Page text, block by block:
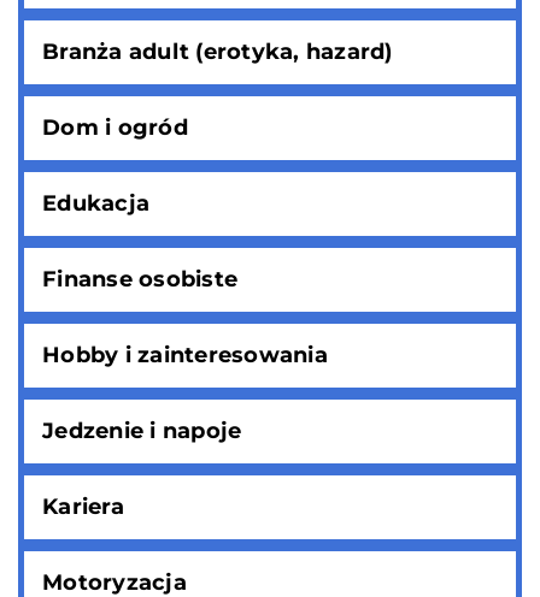
Branża adult (erotyka, hazard)
Dom i ogród
Edukacja
Finanse osobiste
Hobby i zainteresowania
Jedzenie i napoje
Kariera
Motoryzacja